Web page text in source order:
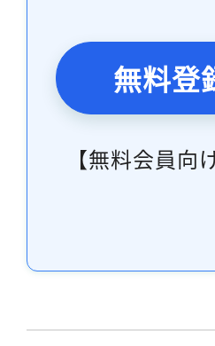
無料登
【無料会員